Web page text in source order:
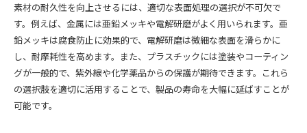
素材の耐久性を向上させるには、適切な表面処理の選択が不可欠で
す。例えば、金属には亜鉛メッキや電解研磨がよく用いられます。亜
鉛メッキは腐食防止に効果的で、電解研磨は微細な表面を滑らかに
し、耐摩耗性を高めます。また、プラスチックには塗装やコーティン
グが一般的で、紫外線や化学薬品からの保護が期待できます。これら
の選択肢を適切に活用することで、製品の寿命を大幅に延ばすことが
可能です。